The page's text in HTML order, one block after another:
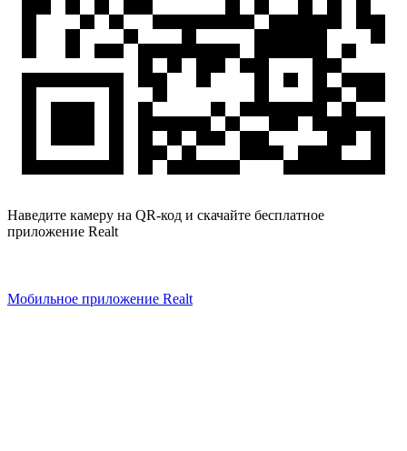
Наведите камеру на QR-код и скачайте бесплатное
приложение Realt
Мобильное приложение Realt